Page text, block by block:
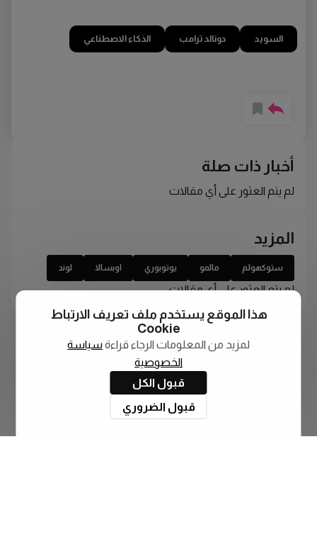
السويد دونالد ترامب الذكاء الاصطناعي
أخبار ذات صلة
لم يتم العثور على أي مقالات
المزيد
ستوكهولم مالمو يوتوبوري اوبسالا لوند
لم يتم العثور على أي مقالات
هذا الموقع يستخدم ملف تعريف الارتباط
Cookie
لمزيد من المعلومات الرجاء قراءة سياسة
الخصوصية
قبول الكل
قبول الضروري